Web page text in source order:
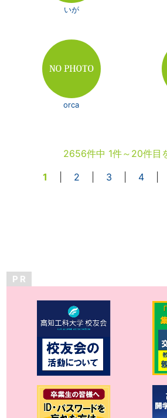
いが
orca
2656件中 1件～20件目
1
2 3 4|
P R